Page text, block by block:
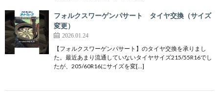
フォルクスワーゲンパサート タイヤ交換（サイズ
変更）
2026.01.24
【フォルクスワーゲンパサート】のタイヤ交換を承りまし
た。最近あまり流通していないタイヤサイズ215/55R16でし
たが、205/60R16にサイズを変[…]